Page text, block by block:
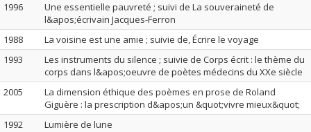
1996
Une essentielle pauvreté ; suivi de La souveraineté de
l&apos;écrivain Jacques-Ferron
1988
La voisine est une amie ; suivie de, Écrire le voyage
1993
Les instruments du silence ; suivie de Corps écrit : le thème du
corps dans l&apos;oeuvre de poètes médecins du XXe siècle
2005
La dimension éthique des poèmes en prose de Roland
Giguère : la prescription d&apos;un &quot;vivre mieux&quot;
1992
Lumière de lune